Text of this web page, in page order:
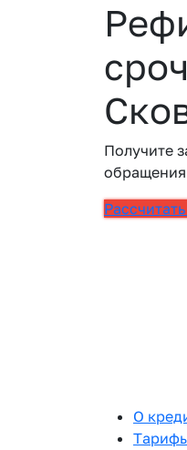
Получите
О